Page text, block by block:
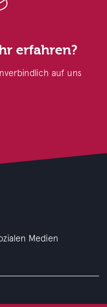
erfahren?
auf uns
Medien